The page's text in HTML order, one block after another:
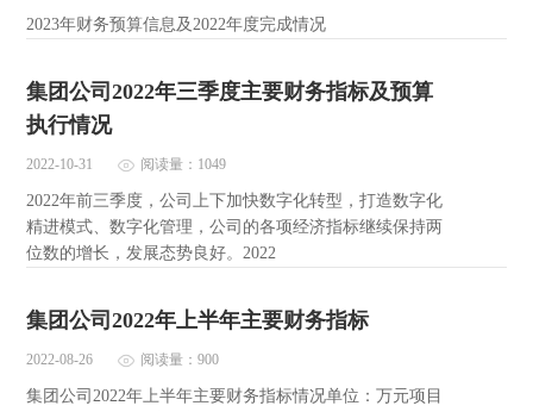
2023年财务预算信息及2022年度完成情况
集团公司2022年三季度主要财务指标及预算
执行情况
2022-10-31 阅读量：1049
2022年前三季度，公司上下加快数字化转型，打造数字化
精进模式、数字化管理，公司的各项经济指标继续保持两
位数的增长，发展态势良好。2022
集团公司2022年上半年主要财务指标
2022-08-26 阅读量：900
集团公司2022年上半年主要财务指标情况单位：万元项目